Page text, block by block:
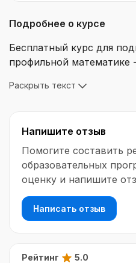
Подробнее о курсе
Бесплатный курс для
профильной математике
Методички и фишки для
на вебинарах и закрепи
небольших домашках
Раскрыть текст
Напишите отзыв
Помогите составить
образовательных
оценку и напишите
Написать отзыв
Рейтинг 5.0